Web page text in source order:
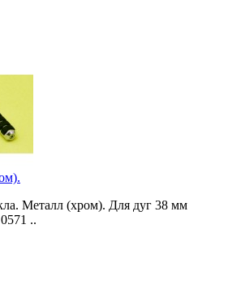
Металл (хром). Для дуг 38 мм
..